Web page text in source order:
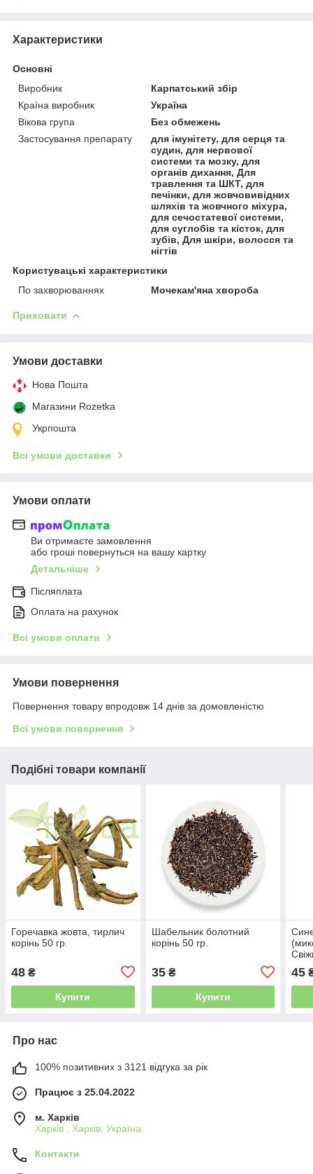
Характеристики
Основні
Виробник
Карпатський збір
Країна виробник
Україна
Вікова група
Без обмежень
Застосування препарату
для імунітету, для серця та
судин, для нервової
системи та мозку, для
органів дихання, Для
травлення та ШКТ, для
печінки, для жовчовивідних
шляхів та жовчного міхура,
для сечостатевої системи,
для суглобів та кісток, для
зубів, Для шкіри, волосся та
нігтів
Користувацькi характеристики
По захворюваннях
Мочекам'яна хвороба
Приховати
Умови доставки
Нова Пошта
Магазини Rozetka
Укрпошта
Всі умови доставки
Умови оплати
Ви отримаєте замовлення
або гроші повернуться на вашу картку
Детальніше
Післяплата
Оплата на рахунок
Всі умови оплати
Умови повернення
Повернення товару впродовж 14 днів за домовленістю
Всі умови повернення
Подібні товари компанії
Горечавка жовта, тирлич
корінь 50 гр.
48 ₴
Купити
Шабельник болотний
корінь 50 гр.
35₴
Купити
45
Про нас
100% позитивних з 3121 відгука за рік
Працює з 25.04.2022
м. Харків
Харків , Харків, Україна
Контакти